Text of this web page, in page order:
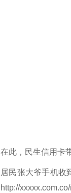
在此，民生信用卡
居民张大爷手机收
http://